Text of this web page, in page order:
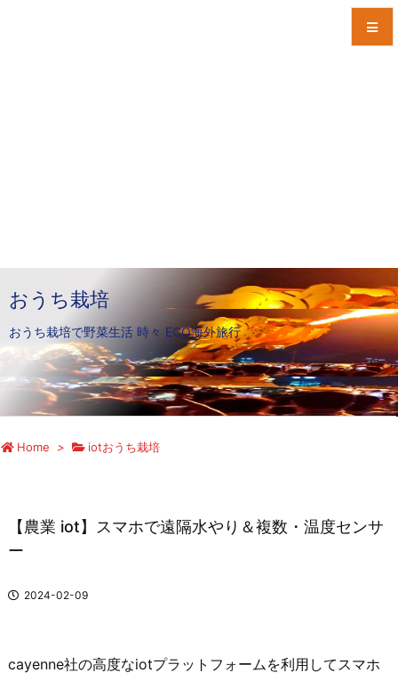
おうち栽培
おうち栽培で野菜生活 時々 ECO海外旅行
検索
Home > iotおうち栽培
【農業 iot】スマホで遠隔水やり＆複数・温度センサ
ー
2024-02-09
cayenne社の高度なiotプラットフォームを利用してスマホ